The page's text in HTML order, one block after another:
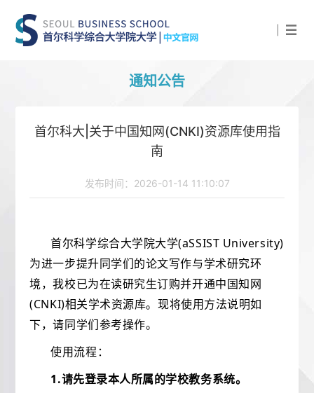
通知公告
首尔科大|关于中国知网(CNKI)资源库使用指
南
发布时间：2026-01-14 11:10:07
首尔科学综合大学院大学(aSSIST University)
为进一步提升同学们的论文写作与学术研究环
境，我校已为在读研究生订购并开通中国知网
(CNKI)相关学术资源库。现将使用方法说明如
下，请同学们参考操作。
使用流程：
1.请先登录本人所属的学校教务系统。